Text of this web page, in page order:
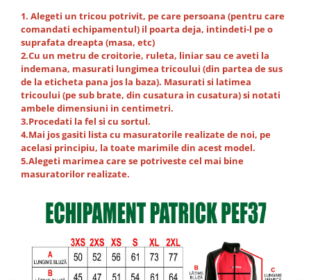
1. Alegeti un tricou potrivit, pe care persoana (pentru care
comandati echipamentul) il poarta deja, intindeti-l pe o
suprafata dreapta (masa, etc)
2.Cu un metru de croitorie, ruleta, liniar sau ce aveti la
indemana, masurati lungimea tricoului (din partea de sus
de la eticheta pana jos la baza). Masurati si latimea
tricoului (pe sub brate, din cusatura in cusatura) si notati
ambele dimensiuni in centimetri.
3.Procedati la fel si cu sortul.
4.Mai jos gasiti lista cu masuratorile realizate de noi, pe
acelasi principiu, la toate marimile din acest model.
5.Alegeti marimea care se potriveste cel mai bine
masuratorilor realizate.